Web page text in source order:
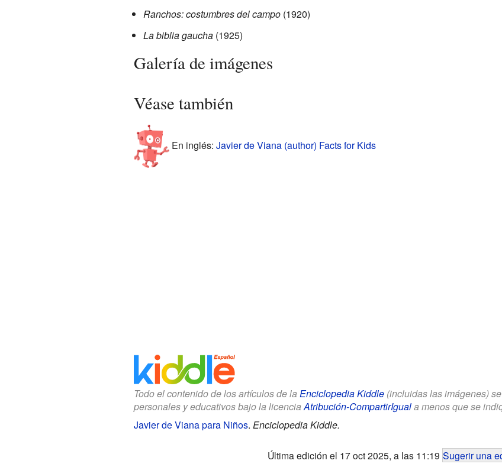
Ranchos: costumbres del campo(1920)
La biblia gaucha(1925)
Galería de imágenes
Véase también
En inglés: Javier de Viana (author) Facts for Kids
Todo el contenido de los artículos de la Enciclopedia Kiddle(incluidas las imágenes)
personales y educativos bajo la licenciaAtribución-CompartirIguala menos que se
Javier de Viana para Niños. Enciclopedia Kiddle.
Última edición el 17 oct 2025, a las 11:19 Sugerir una